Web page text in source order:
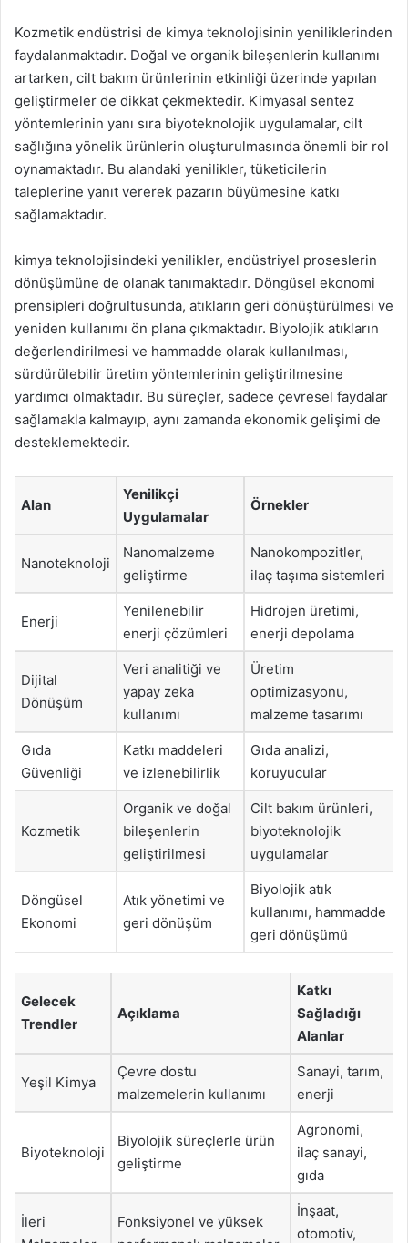
Kozmetik endüstrisi de kimya teknolojisinin yeniliklerinden
faydalanmaktadır. Doğal ve organik bileşenlerin kullanımı
artarken, cilt bakım ürünlerinin etkinliği üzerinde yapılan
geliştirmeler de dikkat çekmektedir. Kimyasal sentez
yöntemlerinin yanı sıra biyoteknolojik uygulamalar, cilt
sağlığına yönelik ürünlerin oluşturulmasında önemli bir rol
oynamaktadır. Bu alandaki yenilikler, tüketicilerin
taleplerine yanıt vererek pazarın büyümesine katkı
sağlamaktadır.
kimya teknolojisindeki yenilikler, endüstriyel proseslerin
dönüşümüne de olanak tanımaktadır. Döngüsel ekonomi
prensipleri doğrultusunda, atıkların geri dönüştürülmesi ve
yeniden kullanımı ön plana çıkmaktadır. Biyolojik atıkların
değerlendirilmesi ve hammadde olarak kullanılması,
sürdürülebilir üretim yöntemlerinin geliştirilmesine
yardımcı olmaktadır. Bu süreçler, sadece çevresel faydalar
sağlamakla kalmayıp, aynı zamanda ekonomik gelişimi de
desteklemektedir.
Alan
Yenilikçi
Uygulamalar
Örnekler
Nanoteknoloji
Nanomalzeme
geliştirme
Nanokompozitler,
ilaç taşıma sistemleri
Enerji
Yenilenebilir
enerji çözümleri
Hidrojen üretimi,
enerji depolama
Dijital
Dönüşüm
Veri analitiği ve
yapay zeka
kullanımı
Üretim
optimizasyonu,
malzeme tasarımı
Gıda
Güvenliği
Katkı maddeleri
ve izlenebilirlik
Gıda analizi,
koruyucular
Kozmetik
Organik ve doğal
bileşenlerin
geliştirilmesi
Cilt bakım ürünleri,
biyoteknolojik
uygulamalar
Döngüsel
Ekonomi
Atık yönetimi ve
geri dönüşüm
Biyolojik atık
kullanımı, hammadde
geri dönüşümü
Gelecek
Trendler
Açıklama
Katkı
Sağladığı
Alanlar
Yeşil Kimya
Çevre dostu
malzemelerin kullanımı
Sanayi, tarım,
enerji
Biyoteknoloji
Biyolojik süreçlerle ürün
geliştirme
Agronomi,
ilaç sanayi,
gıda
İleri
Fonksiyonel ve yüksek
İnşaat,
otomotiv,